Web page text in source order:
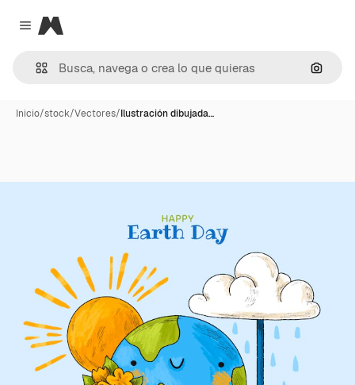
Close menu
Magnific
Inicio/stock/Vectores/Ilustración dibujada…